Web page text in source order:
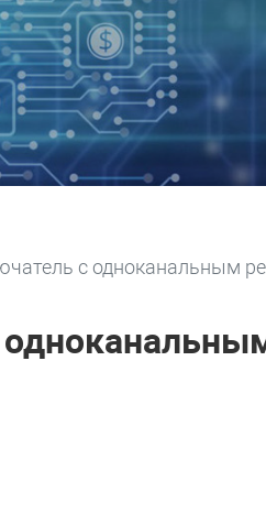
с одноканальным